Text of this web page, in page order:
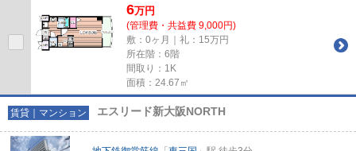
6万円
(管理費・共益費 9,000円)
敷：0ヶ月｜礼：15万円
所在階：6階
間取り：1K
面積：24.67㎡
賃貸｜マンション エスリード新大阪NORTH